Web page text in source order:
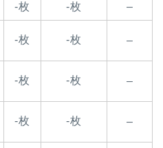
-枚 -枚 –
-枚 -枚 –
-枚 -枚 –
-枚 -枚 –